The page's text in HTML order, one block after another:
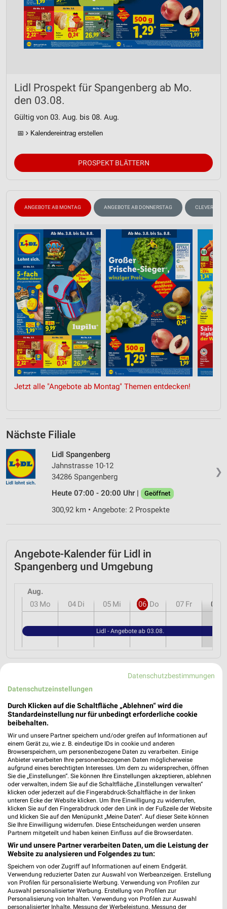
Lidl Prospekt für Spangenberg ab Mo.
den 03.08.
Gültig von 03. Aug. bis 08. Aug.
📅 Kalendereintrag erstellen
PROSPEKT BLÄTTERN
ANGEBOTE AB MONTAG ANGEBOTE AB DONNERSTAG CLEVER
Jetzt alle "Angebote ab Montag" Themen entdecken!
Nächste Filiale
❯
Lidl Spangenberg
Jahnstrasse 10-12
34286 Spangenberg
Heute 07:00 - 20:00 Uhr |
Geöffnet
300,92 km • Angebote: 2 Prospekte
Angebote-Kalender für Lidl in
Spangenberg und Umgebung
Aug.
03 Mo 04 Di 05 Mi 06 Do 07 Fr 08
Lidl - Angebote ab 03.08.
weekli Magazin
Erlebe mit Lidl und Andre Agassi die neuesten Silvercrest Küchengeräte
17.04.2026
Mit Lidl Plus 3 für 2 - im laut DtGv besten Backshop
10.04.2026
Datenschutzbestimmungen
Datenschutzeinstellungen
Durch Klicken auf die Schaltfläche „Ablehnen“ wird die
Standardeinstellung nur für unbedingt erforderliche cookie
beibehalten.
Wir und unsere Partner speichern und/oder greifen auf Informationen auf
einem Gerät zu, wie z. B. eindeutige IDs in cookie und anderen
Browserspeichern, um personenbezogene Daten zu verarbeiten. Einige
Anbieter verarbeiten Ihre personenbezogenen Daten möglicherweise
aufgrund eines berechtigten Interesses. Um dem zu widersprechen, öffnen
Sie die „Einstellungen“. Sie können Ihre Einstellungen akzeptieren, ablehnen
oder verwalten, indem Sie auf die Schaltfläche „Einstellungen verwalten“
klicken oder jederzeit auf die Fingerabdruck-Schaltfläche in der linken
unteren Ecke der Website klicken. Um Ihre Einwilligung zu widerrufen,
klicken Sie auf den Fingerabdruck oder den Link in der Fußzeile der Website
und klicken Sie auf den Menüpunkt „Meine Daten“. Auf dieser Seite können
Sie Ihre Einwilligung widerrufen. Diese Entscheidungen werden unseren
Partnern mitgeteilt und haben keinen Einfluss auf die Browserdaten.
Wir und unsere Partner verarbeiten Daten, um die Leistung der
Website zu analysieren und Folgendes zu tun:
Speichern von oder Zugriff auf Informationen auf einem Endgerät.
Verwendung reduzierter Daten zur Auswahl von Werbeanzeigen. Erstellung
von Profilen für personalisierte Werbung. Verwendung von Profilen zur
Auswahl personalisierter Werbung. Erstellung von Profilen zur
Personalisierung von Inhalten. Verwendung von Profilen zur Auswahl
personalisierter Inhalte. Messung der Werbeleistung. Messung der